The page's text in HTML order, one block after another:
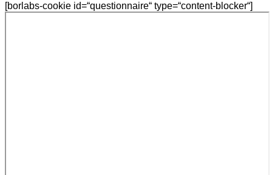
[borlabs-cookie id=“questionnaire“ type=“content-blocker“]